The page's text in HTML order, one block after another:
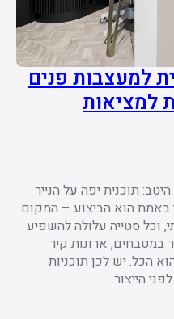
למעצבות פנים
למציאות
תוכנית יפה על הנייר
באמת הוא הביצוע – המקום
וכל סטייה עלולה להשפיע
ארונות קיר
הכל. יש לכן תוכניות
הייצור…